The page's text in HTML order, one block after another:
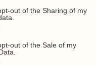
out of the Sharing of my
out of the Sale of my